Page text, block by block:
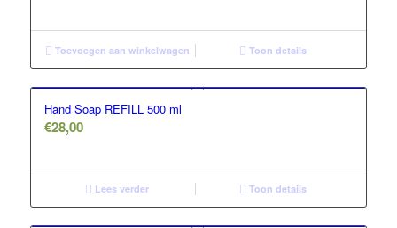
Toevoegen aan winkelwagen Toon details
Hand Soap REFILL 500 ml
€28,00
Lees verder Toon details